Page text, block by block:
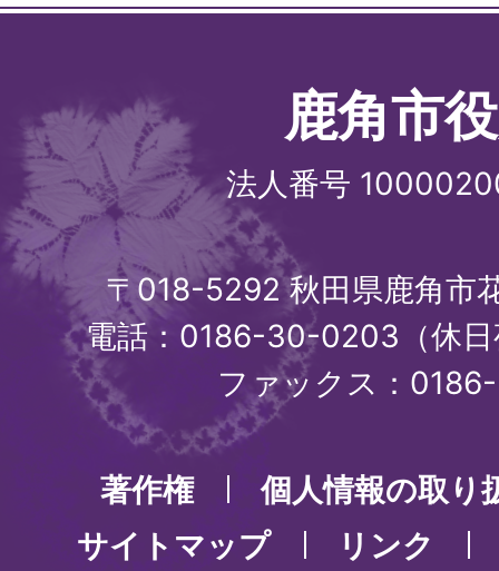
鹿角市
法人番号
〒018-5292 秋田県鹿角市
電話：0186-30-0203（休
ファックス：
著作権
個人情報の取り
サイトマップ
リンク